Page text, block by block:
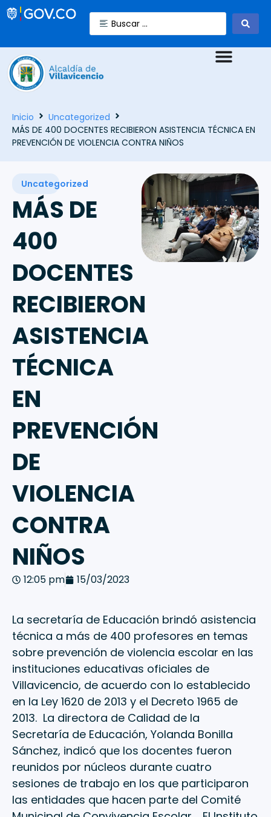
Inicio
Uncategorized
MÁS DE 400 DOCENTES RECIBIERON ASISTENCIA TÉCNICA EN
PREVENCIÓN DE VIOLENCIA CONTRA NIÑOS
Uncategorized
MÁS DE
400
DOCENTES
RECIBIERON
ASISTENCIA
TÉCNICA
EN
PREVENCIÓN
DE
VIOLENCIA
CONTRA
NIÑOS
12:05 pm 15/03/2023
La secretaría de Educación brindó asistencia
técnica a más de 400 profesores en temas
sobre prevención de violencia escolar en las
instituciones educativas oficiales de
Villavicencio, de acuerdo con lo establecido
en la Ley 1620 de 2013 y el Decreto 1965 de
2013. La directora de Calidad de la
Secretaría de Educación, Yolanda Bonilla
Sánchez, indicó que los docentes fueron
reunidos por núcleos durante cuatro
sesiones de trabajo en los que participaron
las entidades que hacen parte del Comité